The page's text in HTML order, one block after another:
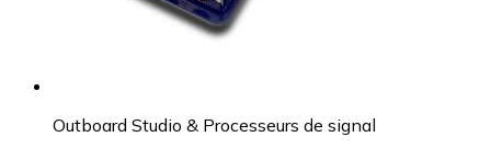
Outboard Studio & Processeurs de signal